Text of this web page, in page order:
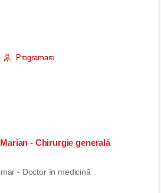
Programare
- Chirurgie generală
- Doctor în medicină